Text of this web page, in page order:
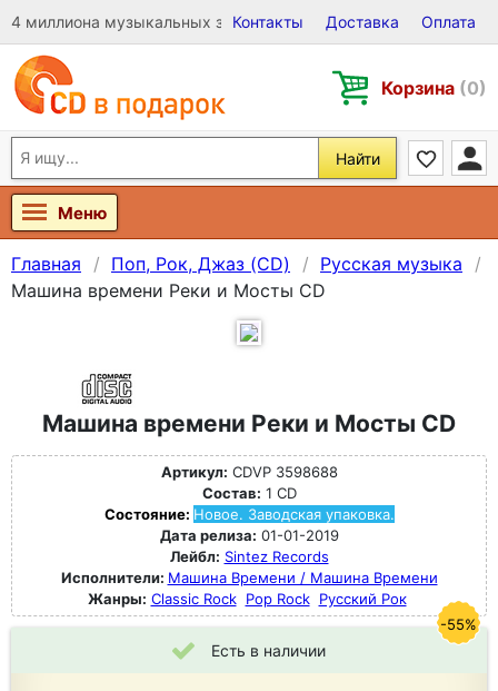
4 миллиона музыкальных записей на Виниле, CD и DVD
Контакты Доставка Оплата
Корзина (0)
Найти
Меню
Главная Поп, Рок, Джаз (CD)
Русская музыка
Машина времени Реки и Мосты CD
Машина времени Реки и Мосты CD
Артикул: CDVP 3598688
Состав: 1 CD
Состояние: Новое. Заводская упаковка.
Дата релиза: 01-01-2019
Лейбл: Sintez Records
Исполнители: Машина Времени / Машина Времени
Жанры: Classic Rock Pop Rock Русский Рок
Есть в наличии
-55%